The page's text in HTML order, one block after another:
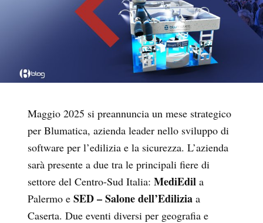
Maggio 2025 si preannuncia un mese strategico
per Blumatica, azienda leader nello sviluppo di
software per l’edilizia e la sicurezza. L’azienda
sarà presente a due tra le principali fiere di
settore del Centro-Sud Italia: MediEdil a
Palermo e SED – Salone dell’Edilizia a
Caserta. Due eventi diversi per geografia e